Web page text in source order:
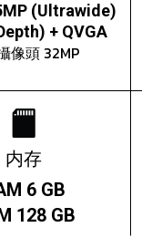
(Ultrawide)
+ QVGA
像頭 32MP
内存
6 GB
128 GB